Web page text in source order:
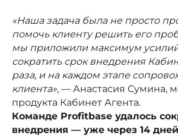
«Наша задача была не просто
помочь клиенту решить его
мы приложили максимум
сократить срок внедрения
раза, и на каждом этапе
клиента», — Анастасия Сумина,
продукта Кабинет Агента.
Команде Profitbase удалось
внедрения — уже через 14